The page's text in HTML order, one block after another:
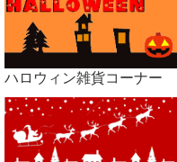
ハロウィン雑貨コーナー